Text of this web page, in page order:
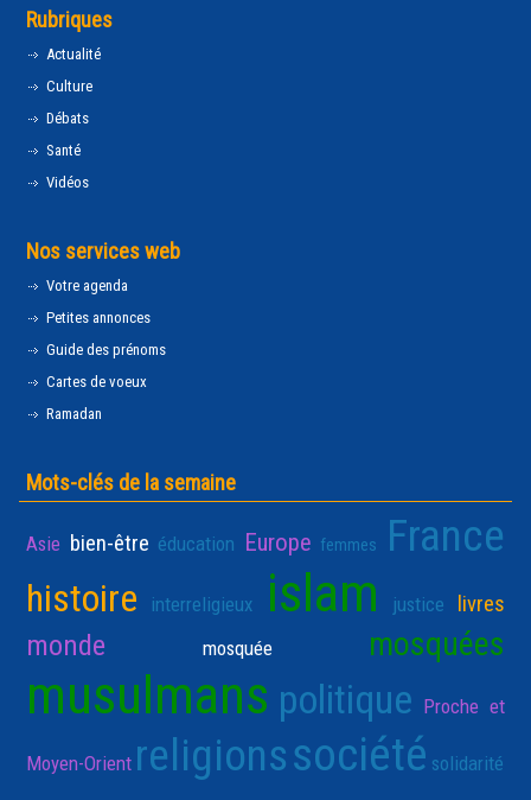
Rubriques
Actualité
Culture
Débats
Santé
Vidéos
Nos services web
Votre agenda
Petites annonces
Guide des prénoms
Cartes de voeux
Ramadan
Mots-clés de la semaine
Asie bien-être éducation Europe femmes France
histoire interreligieux islam justice livres
monde mosquée mosquées
musulmans politique Proche et
Moyen-Orient religionssociété solidarité